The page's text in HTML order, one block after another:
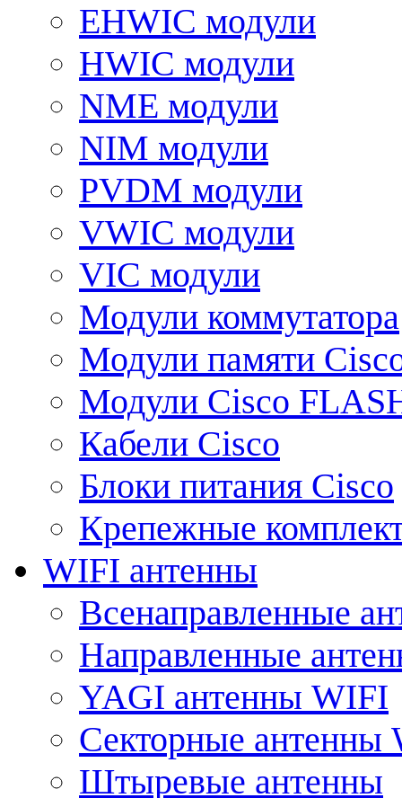
EHWIC модули
HWIC модули
NME модули
NIM модули
PVDM модули
VWIC модули
VIC модули
Модули коммутатора
Модули памяти
Модули Cisco
Кабели Cisco
Блоки питания Cisco
Крепежные
WIFI антенны
Всенаправленные
Направленные
YAGI антенны WIFI
Секторные антенны
Штыревые антенны